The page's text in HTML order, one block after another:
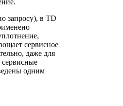
запросу), в TD
сервисное
даже для
одним